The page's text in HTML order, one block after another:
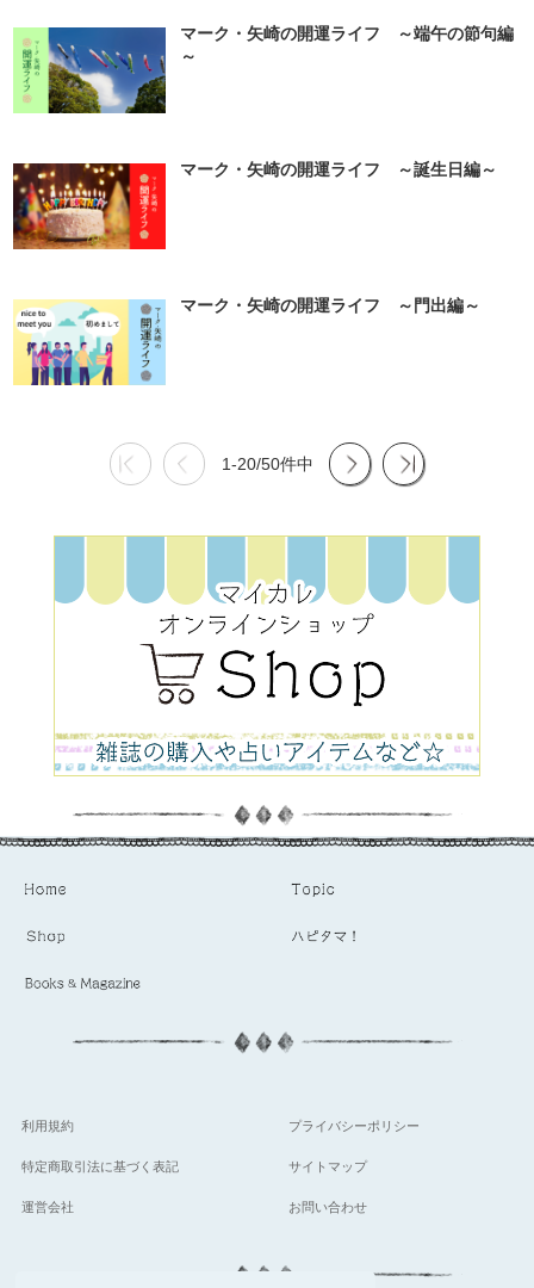
マーク・矢崎の開運ライフ ～端午の節句編
～
マーク・矢崎の開運ライフ ～誕生日編～
マーク・矢崎の開運ライフ ～門出編～
1-20/50件中
利用規約 プライバシーポリシー
特定商取引法に基づく表記 サイトマップ
運営会社 お問い合わせ